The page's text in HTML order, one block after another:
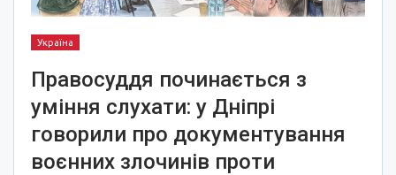
Україна
Правосуддя починається з
уміння слухати: у Дніпрі
говорили про документування
воєнних злочинів проти